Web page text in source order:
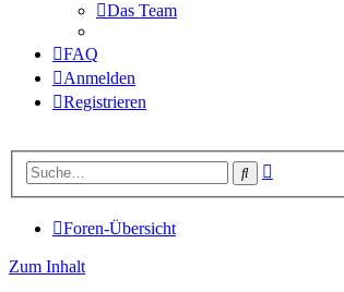
Das Team
FAQ
Anmelden
Registrieren
Suche
Foren-Übersicht
Zum Inhalt